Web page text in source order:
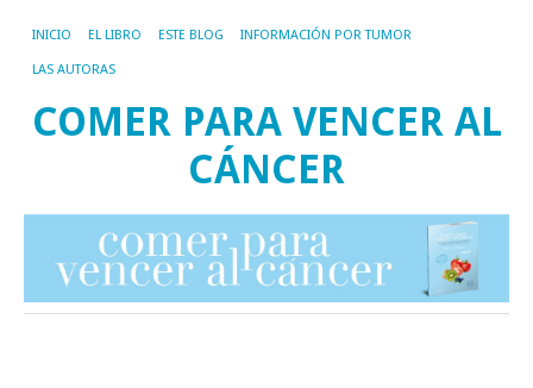
INICIO EL LIBRO ESTE BLOG INFORMACIÓN POR TUMOR
LAS AUTORAS
COMER PARA VENCER AL
CÁNCER